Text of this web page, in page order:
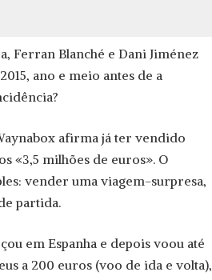
Ferran Blan­ché e Dani Jiménez
ano e meio antes de a
afirma já ter vendido
«3,5 milhões de euros». O
vender uma viagem-surpresa,
partida.
em Espanha e depois voou até
a 200 euros (voo de ida e volta),